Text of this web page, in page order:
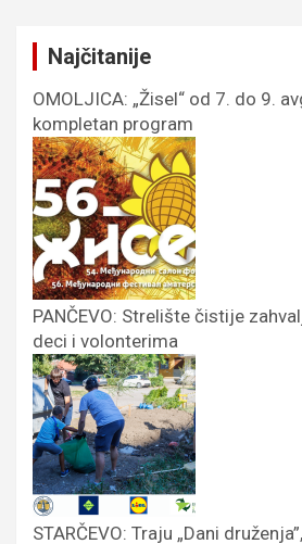
Najčitanije
OMOLJICA: „Žisel“ od 7. do 9.
kompletan program
PANČEVO: Strelište čistije
deci i volonterima
STARČEVO: Traju „Dani